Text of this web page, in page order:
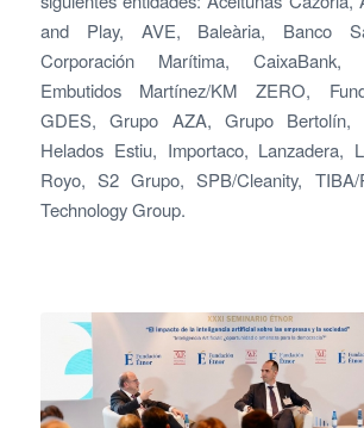
and Play, AVE, Baleària, Banco
Corporación Marítima,
Embutidos Martínez/KM ZERO,
GDES, Grupo AZA, Grupo Bertolín,
Helados Estiu, Importaco, Lanzadera,
Royo, S2 Grupo, SPB/Cleanity,
Technology Group.